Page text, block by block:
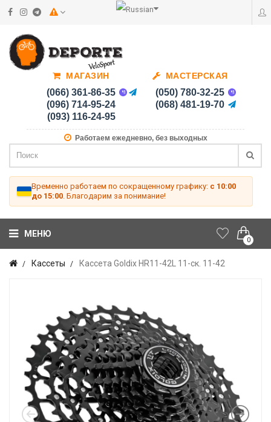
МАГАЗИН
(066) 361-86-35
(096) 714-95-24
(093) 116-24-95
МАСТЕРСКАЯ
(050) 780-32-25
(068) 481-19-70
Работаем ежедневно, без выходных
Временно работаем по сокращенному графику: с 10:00
до 15:00 . Благодарим за понимание!
0
МЕНЮ
Кассеты Кассета Goldix HR11-42L 11-ск. 11-42